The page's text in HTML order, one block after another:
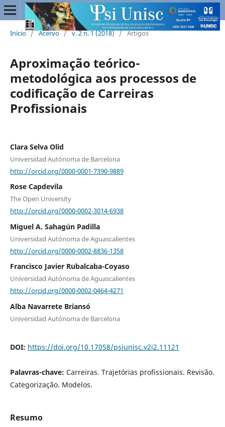
Início / Acervo / v. 2 n. 1 (2018) / Artigos
Aproximação teórico-
metodológica aos processos de
codificação de Carreiras
Profissionais
Clara Selva Olid
Universidad Autónoma de Barcelona
http://orcid.org/0000-0001-7390-9889
Rose Capdevila
The Open University
http://orcid.org/0000-0002-3014-6938
Miguel A. Sahagún Padilla
Universidad Autónoma de Aguascalientes
http://orcid.org/0000-0002-8836-1358
Francisco Javier Rubalcaba-Coyaso
Universidad Autónoma de Aguascalientes
http://orcid.org/0000-0002-0464-4271
Alba Navarrete Briansó
Universidad Autónoma de Barcelona
DOI: https://doi.org/10.17058/psiunisc.v2i2.11121
Palavras-chave: Carreiras. Trajetórias profissionais. Revisão.
Categorização. Modelos.
Resumo